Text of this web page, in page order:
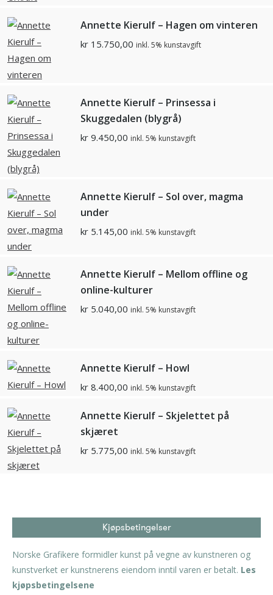
Annette Kierulf – Hagen om vinteren
kr 15.750,00 inkl. 5% kunstavgift
Annette Kierulf – Prinsessa i
Skuggedalen (blygrå)
kr 9.450,00 inkl. 5% kunstavgift
Annette Kierulf – Sol over, magma
under
kr 5.145,00 inkl. 5% kunstavgift
Annette Kierulf – Mellom offline og
online-kulturer
kr 5.040,00 inkl. 5% kunstavgift
Annette Kierulf – Howl
kr 8.400,00 inkl. 5% kunstavgift
Annette Kierulf – Skjelettet på
skjæret
kr 5.775,00 inkl. 5% kunstavgift
Kjøpsbetingelser
Norske Grafikere formidler kunst på vegne av kunstneren og
kunstverket er kunstnerens eiendom inntil varen er betalt. Les
kjøpsbetingelsene